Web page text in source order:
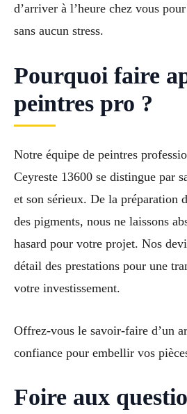
d’arriver à l’heure chez vous
sans aucun stress.
Pourquoi faire
peintres pro ?
Notre équipe de peintres
Ceyreste 13600 se distingue par
et son sérieux. De la préparation
des pigments, nous ne laissons
hasard pour votre projet. Nos
détail des prestations pour une
votre investissement.
Offrez-vous le savoir-faire d’un
confiance pour embellir vos
Foire aux